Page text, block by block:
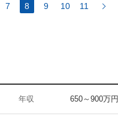
アクセス解析
7 8 9 10 11
年収 650～900万円